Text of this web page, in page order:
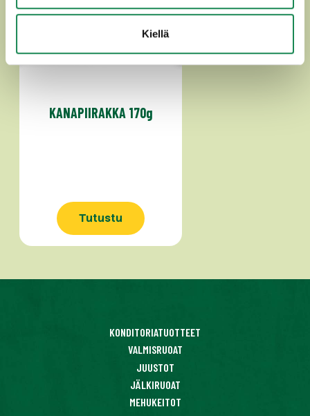
Kiellä
KANAPIIRAKKA 170g
Tutustu
KONDITORIATUOTTEET
VALMISRUOAT
JUUSTOT
JÄLKIRUOAT
MEHUKEITOT